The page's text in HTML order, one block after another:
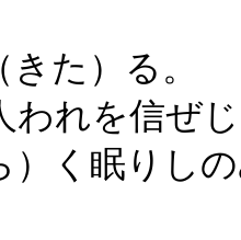
た）る。
われを信ぜ
）く眠りし